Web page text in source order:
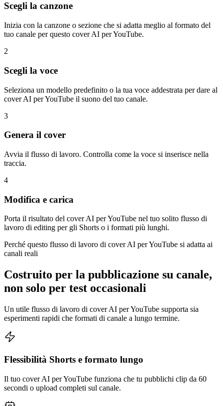
Scegli la canzone
Inizia con la canzone o sezione che si adatta meglio al formato del
tuo canale per questo cover AI per YouTube.
2
Scegli la voce
Seleziona un modello predefinito o la tua voce addestrata per dare al
cover AI per YouTube il suono del tuo canale.
3
Genera il cover
Avvia il flusso di lavoro. Controlla come la voce si inserisce nella
traccia.
4
Modifica e carica
Porta il risultato del cover AI per YouTube nel tuo solito flusso di
lavoro di editing per gli Shorts o i formati più lunghi.
Perché questo flusso di lavoro di cover AI per YouTube si adatta ai
canali reali
Costruito per la pubblicazione su canale,
non solo per test occasionali
Un utile flusso di lavoro di cover AI per YouTube supporta sia
esperimenti rapidi che formati di canale a lungo termine.
Flessibilità Shorts e formato lungo
Il tuo cover AI per YouTube funziona che tu pubblichi clip da 60
secondi o upload completi sul canale.